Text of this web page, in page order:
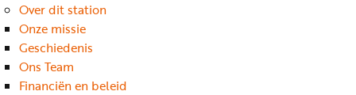
Over dit station
Onze missie
Geschiedenis
Ons Team
Financiën en beleid